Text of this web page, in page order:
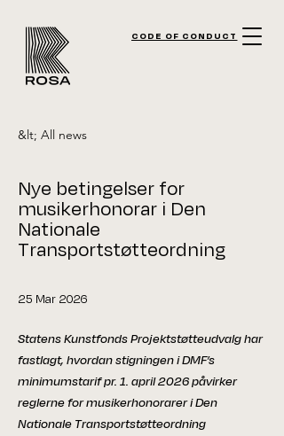
CODE OF CONDUCT
&lt; All news
Nye betingelser for
musikerhonorar i Den
Nationale
Transportstøtteordning
25 Mar 2026
Statens Kunstfonds Projektstøtteudvalg har
fastlagt, hvordan stigningen i DMF’s
minimumstarif pr. 1. april 2026 påvirker
reglerne for musikerhonorarer i Den
Nationale Transportstøtteordning